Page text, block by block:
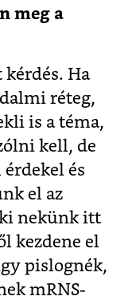
meg a
kérdés. Ha
réteg,
is a téma,
kell, de
és
el az
nekünk itt
kezdene el
pislognék,
mRNS-